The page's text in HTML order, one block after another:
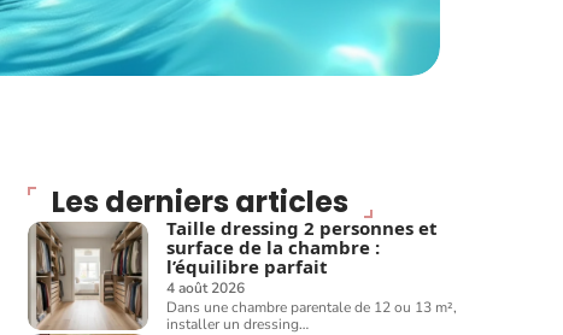
Les derniers articles
Taille dressing 2 personnes et
surface de la chambre :
l’équilibre parfait
4 août 2026
Dans une chambre parentale de 12 ou 13 m²,
installer un dressing…